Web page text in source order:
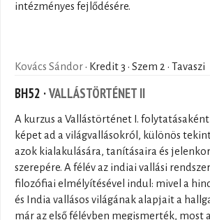
intézményes fejlődésére.
Kovács Sándor· Kredit 3 · Szem 2 · Tavaszi
BH52 ·VALLÁSTÖRTÉNET II
A kurzus a Vallástörténet I.
képet ad a világvallásokról, különös
azok kialakulására, tanításaira és
szerepére. A félév az indiai vallási
filozófiai elmélyítésével indul: mivel a
és India vallásos világának alapjait a
már az első félévben megismerték, most